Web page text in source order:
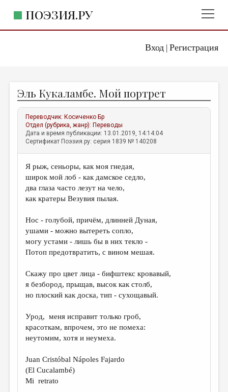
Вход| Регистрация
ПОЭЗИЯ.РУ
ЖАНРЫ
АВТОРЫ
КОММЕНТАРИИ
ЛИТСАЛОН
НОВОСТИ
ПРАВИЛА САЙТА
ИЗБРАННОЕ
ДАЙДЖЕСТ
ПЕРЕВОДЫ
КОНКУРСЫ
ДЕТСКАЯ КОМНАТА
КНИЖНАЯ ПОЛКА
СТРАНИЦЫ ПАМЯТИ
ОБЪЯВЛЕНИЯ
Эль Кукаламбе. Мой портрет
Переводчик: Косиченко Бр
Отдел (рубрика, жанр): Переводы
Дата и время публикации: 13.01.2019, 14:14:04
Сертификат Поэзия.ру: серия 1839 № 140208
Я рыж, сеньоры, как моя гнедая,
широк мой лоб - как дамское седло,
два глаза часто лезут на чело,
как кратеры Везувия пылая.
Нос - голубой, причём, длинней Дуная,
ушами - можно вытереть сопло,
могу устами - лишь бы в них текло -
Потоп предотвратить, c вином мешая.
Скажу про цвет лица - бифштекс кровавый,
я безбород, прыщав, высок как столб,
но плоский как доска, тип - сухощавый.
Урод, меня исправит только гроб,
красоткам, впрочем, это не помеха:
неутомим, хотя и неумеха.
Juan Cristóbal Nápoles Fajardo
(El Cucalambé)
Mi retrato